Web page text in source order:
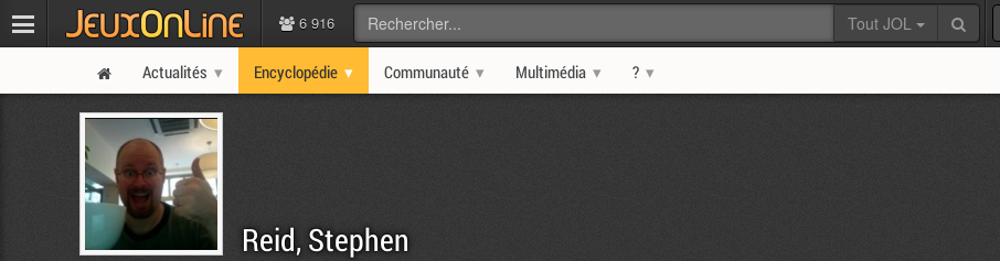
6 916 Tout JOL
Actualités Encyclopédie Communauté Multimédia ?
Reid, Stephen